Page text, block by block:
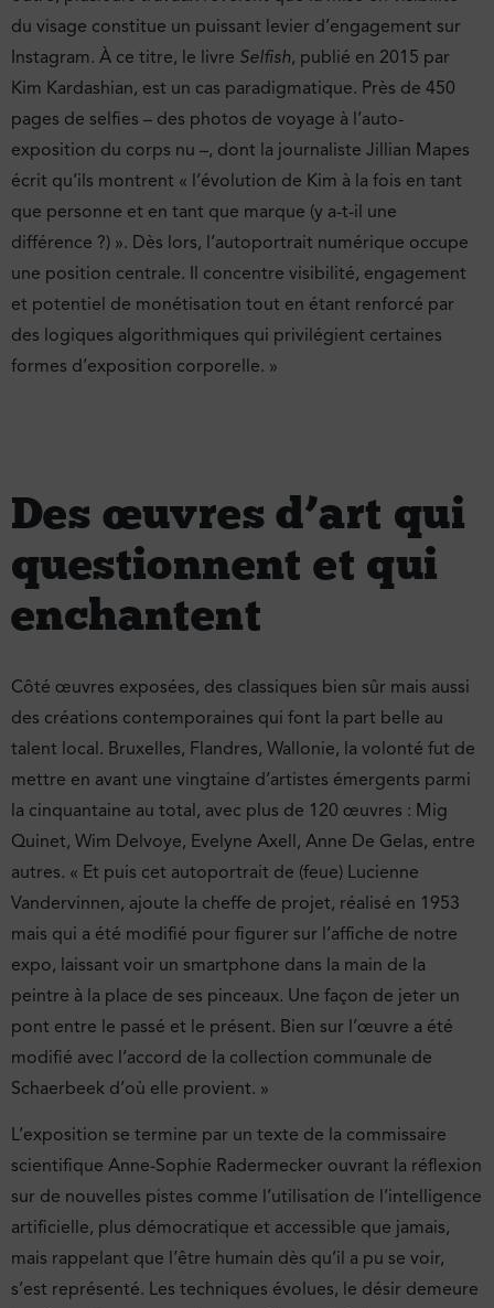
du visage constitue un puissant levier d’engagement sur
Instagram. À ce titre, le livre Selfish, publié en 2015 par
Kim Kardashian, est un cas paradigmatique. Près de 450
pages de selfies – des photos de voyage à l’auto-
exposition du corps nu –, dont la journaliste Jillian Mapes
écrit qu’ils montrent « l’évolution de Kim à la fois en tant
que personne et en tant que marque (y a-t-il une
différence ?) ». Dès lors, l’autoportrait numérique occupe
une position centrale. Il concentre visibilité, engagement
et potentiel de monétisation tout en étant renforcé par
des logiques algorithmiques qui privilégient certaines
formes d’exposition corporelle. »
Des œuvres d’art qui
questionnent et qui
enchantent
Côté œuvres exposées, des classiques bien sûr mais aussi
des créations contemporaines qui font la part belle au
talent local. Bruxelles, Flandres, Wallonie, la volonté fut de
mettre en avant une vingtaine d’artistes émergents parmi
la cinquantaine au total, avec plus de 120 œuvres : Mig
Quinet, Wim Delvoye, Evelyne Axell, Anne De Gelas, entre
autres. « Et puis cet autoportrait de (feue) Lucienne
Vandervinnen, ajoute la cheffe de projet, réalisé en 1953
mais qui a été modifié pour figurer sur l’affiche de notre
expo, laissant voir un smartphone dans la main de la
peintre à la place de ses pinceaux. Une façon de jeter un
pont entre le passé et le présent. Bien sur l’œuvre a été
modifié avec l’accord de la collection communale de
Schaerbeek d’où elle provient. »
L’exposition se termine par un texte de la commissaire
scientifique Anne-Sophie Radermecker ouvrant la réflexion
sur de nouvelles pistes comme l’utilisation de l’intelligence
artificielle, plus démocratique et accessible que jamais,
mais rappelant que l’être humain dès qu’il a pu se voir,
s’est représenté. Les techniques évolues, le désir demeure